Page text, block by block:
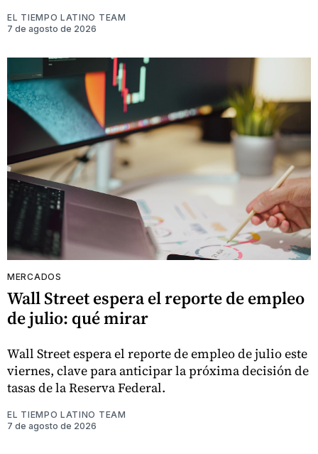
EL TIEMPO LATINO TEAM
7 de agosto de 2026
MERCADOS
Wall Street espera el reporte de empleo
de julio: qué mirar
Wall Street espera el reporte de empleo de julio este
viernes, clave para anticipar la próxima decisión de
tasas de la Reserva Federal.
EL TIEMPO LATINO TEAM
7 de agosto de 2026